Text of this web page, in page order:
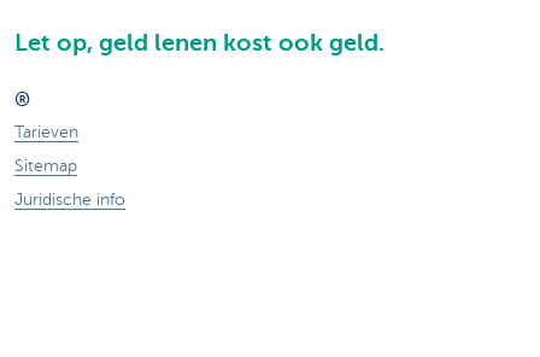
Let op, geld lenen kost ook geld.
®
Tarieven
Sitemap
Juridische info